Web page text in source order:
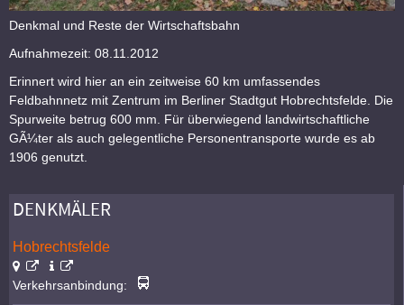
Denkmal und Reste der Wirtschaftsbahn
Aufnahmezeit: 08.11.2012
Erinnert wird hier an ein zeitweise 60 km umfassendes
Feldbahnnetz mit Zentrum im Berliner Stadtgut Hobrechtsfelde. Die
Spurweite betrug 600 mm. Für überwiegend landwirtschaftliche
GÃ¼ter als auch gelegentliche Personentransporte wurde es ab
1906 genutzt.
DENKMÄLER
Hobrechtsfelde
Verkehrsanbindung: